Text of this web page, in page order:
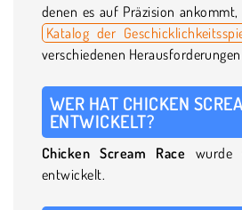
denen es auf Präzision
Katalog der
verschiedenen
WER HAT CHICKEN
ENTWICKELT?
Chicken Scream Race wurde
entwickelt.